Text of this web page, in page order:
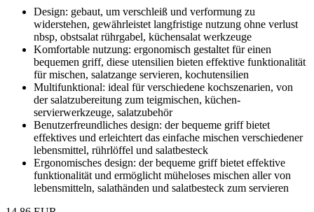
Design: gebaut, um verschleiß und verformung zu
widerstehen, gewährleistet langfristige nutzung ohne verlust
nbsp, obstsalat rührgabel, küchensalat werkzeuge
Komfortable nutzung: ergonomisch gestaltet für einen
bequemen griff, diese utensilien bieten effektive funktionalität
für mischen, salatzange servieren, kochutensilien
Multifunktional: ideal für verschiedene kochszenarien, von
der salatzubereitung zum teigmischen, küchen-
servierwerkzeuge, salatzubehör
Benutzerfreundliches design: der bequeme griff bietet
effektives und erleichtert das einfache mischen verschiedener
lebensmittel, rührlöffel und salatbesteck
Ergonomisches design: der bequeme griff bietet effektive
funktionalität und ermöglicht müheloses mischen aller von
lebensmitteln, salathänden und salatbesteck zum servieren